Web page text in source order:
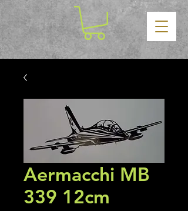
Aermacchi MB
339 12cm